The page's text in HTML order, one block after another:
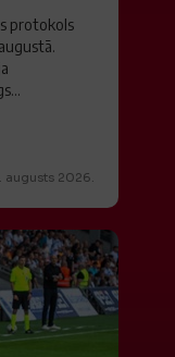
protokols
augusts 2026.